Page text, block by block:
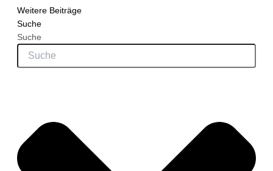
Weitere Beiträge
Suche
Suche